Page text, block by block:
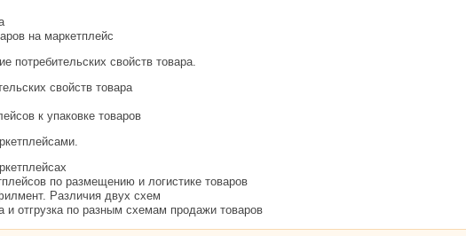
на маркетплейс
потребительских свойств товара.
свойств товара
к упаковке товаров
по размещению и логистике товаров
Различия двух схем
и отгрузка по разным схемам продажи товаров